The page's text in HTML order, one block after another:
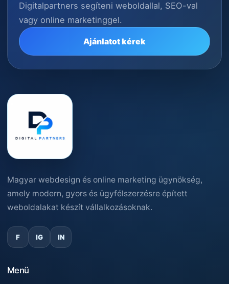
Digitalpartners segíteni weboldallal, SEO-val
vagy online marketinggel.
Ajánlatot kérek
Magyar webdesign és online marketing ügynökség,
amely modern, gyors és ügyfélszerzésre épített
weboldalakat készít vállalkozásoknak.
F IG IN
Menü